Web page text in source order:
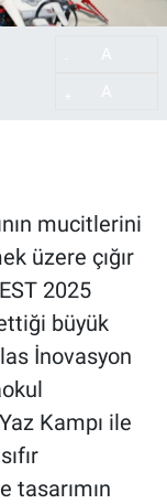
mucitlerini
üzere çığır
2025
büyük
İnovasyon
Kampı ile
tasarımın